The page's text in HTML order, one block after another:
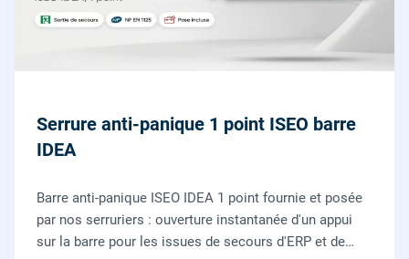
Serrure anti-panique 1 point ISEO barre
IDEA
Barre anti-panique ISEO IDEA 1 point fournie et posée
par nos serruriers : ouverture instantanée d'un appui
sur la barre pour les issues de secours d'ERP et de